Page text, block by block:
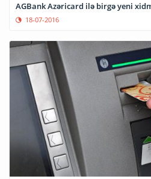
AGBank
18-07-2016